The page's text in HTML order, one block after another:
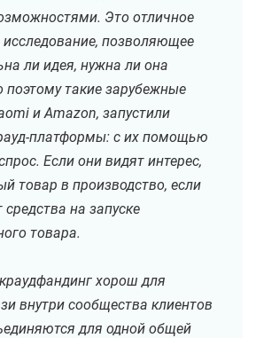
Это отличное
исследование, позволяющее
ли идея, нужна ли она
такие зарубежные
и Amazon, запустили
платформы: с их помощью
Если они видят интерес,
товар в производство, если
на запуске
товара.
хорош для
внутри сообщества клиентов
для одной общей